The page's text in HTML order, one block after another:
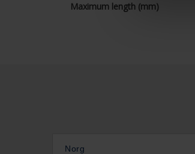
Maximum length (mm)
Norg